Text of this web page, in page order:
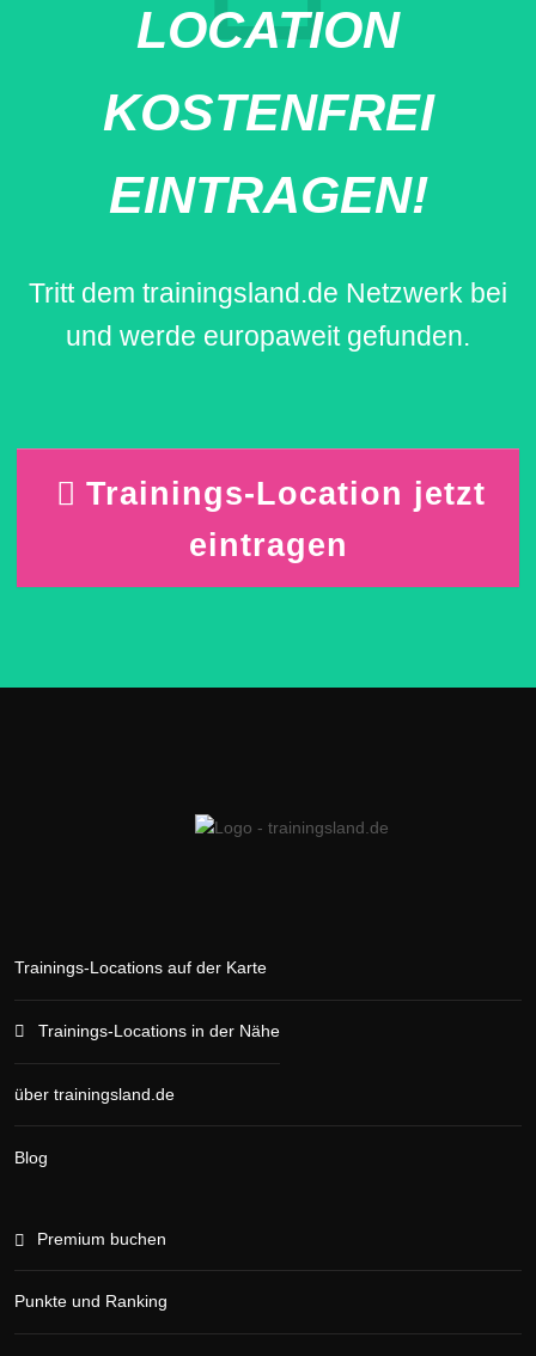
LOCATION
KOSTENFREI
EINTRAGEN!
Tritt dem trainingsland.de Netzwerk bei
und werde europaweit gefunden.
Trainings-Location jetzt
eintragen
Trainings-Locations auf der Karte
Trainings-Locations in der Nähe
über trainingsland.de
Blog
Premium buchen
Punkte und Ranking